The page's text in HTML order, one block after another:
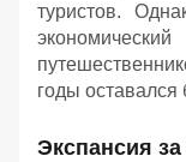
туристов.
годы
Экспансия